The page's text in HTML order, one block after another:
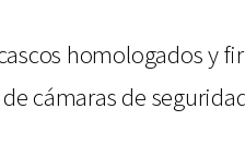
homologados y
cámaras de